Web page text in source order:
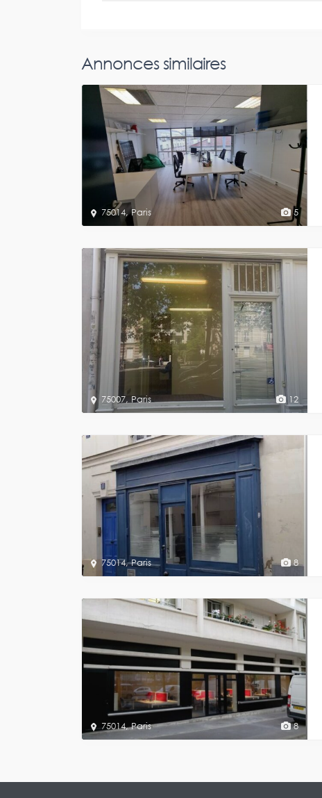
Annonces similaires
5
75014,Paris
12
75007,Paris
8
75014,Paris
8
75014,Paris